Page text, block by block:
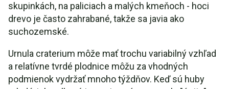
skupinkách, na paliciach a malých kmeňoch - hoci
drevo je často zahrabané, takže sa javia ako
suchozemské.
Urnula craterium môže mať trochu variabilný vzhľad
a relatívne tvrdé plodnice môžu za vhodných
podmienok vydržať mnoho týždňov. Keď sú huby